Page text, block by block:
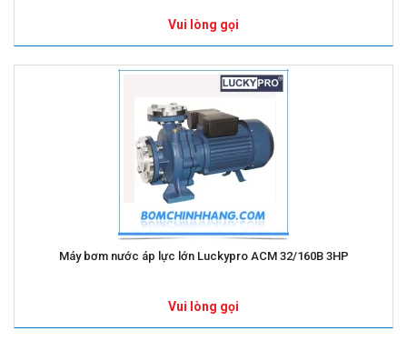
Vui lòng gọi
Máy bơm nước áp lực lớn Luckypro ACM 32/160B 3HP
Vui lòng gọi